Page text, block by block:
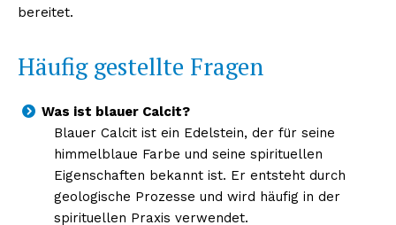
bereitet.
Häufig gestellte Fragen
Was ist blauer Calcit?
Blauer Calcit ist ein Edelstein, der für seine
himmelblaue Farbe und seine spirituellen
Eigenschaften bekannt ist. Er entsteht durch
geologische Prozesse und wird häufig in der
spirituellen Praxis verwendet.